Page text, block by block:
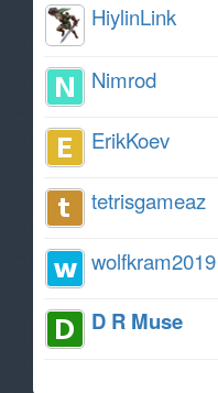
HiylinLink
Nimrod
ErikKoev
tetrisgameaz
wolfkram2019
D R Muse